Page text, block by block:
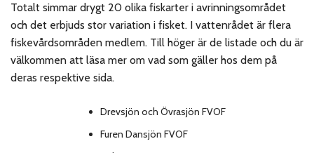
Totalt simmar drygt 20 olika fiskarter i avrinningsområdet
och det erbjuds stor variation i fisket. I vattenrådet är flera
fiskevårdsområden medlem. Till höger är de listade och du är
välkommen att läsa mer om vad som gäller hos dem på
deras respektive sida.
Drevsjön och Övrasjön FVOF
Furen Dansjön FVOF